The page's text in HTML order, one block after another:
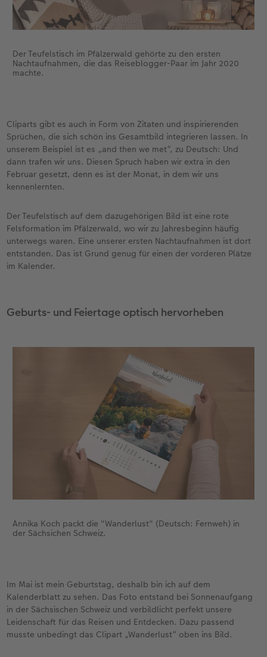
Der Teufelstisch im Pfälzerwald gehörte zu den ersten
Nachtaufnahmen, die das Reiseblogger-Paar im Jahr 2020
machte.
Cliparts gibt es auch in Form von Zitaten und inspirierenden
Sprüchen, die sich schön ins Gesamtbild integrieren lassen. In
unserem Beispiel ist es „and then we met“, zu Deutsch: Und
dann trafen wir uns. Diesen Spruch haben wir extra in den
Februar gesetzt, denn es ist der Monat, in dem wir uns
kennenlernten.
Der Teufelstisch auf dem dazugehörigen Bild ist eine rote
Felsformation im Pfälzerwald, wo wir zu Jahresbeginn häufig
unterwegs waren. Eine unserer ersten Nachtaufnahmen ist dort
entstanden. Das ist Grund genug für einen der vorderen Plätze
im Kalender.
Geburts- und Feiertage optisch hervorheben
Annika Koch packt die "Wanderlust" (Deutsch: Fernweh) in
der Sächsichen Schweiz.
Im Mai ist mein Geburtstag, deshalb bin ich auf dem
Kalenderblatt zu sehen. Das Foto entstand bei Sonnenaufgang
in der Sächsischen Schweiz und verbildlicht perfekt unsere
Leidenschaft für das Reisen und Entdecken. Dazu passend
musste unbedingt das Clipart „Wanderlust“ oben ins Bild.